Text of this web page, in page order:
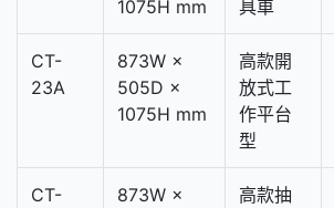
1075H mm 具車
CT-
23A
873W ×
505D ×
1075H mm
高款開
放式工
作平台
型
CT-
873W ×
高款抽